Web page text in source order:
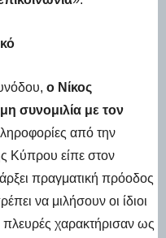
ο Νίκος
συνομιλία με τον
από την
Κύπρου είπε στον
πραγματική πρόοδος
να μιλήσουν οι ίδιοι
πλευρές χαρακτήρισαν ως